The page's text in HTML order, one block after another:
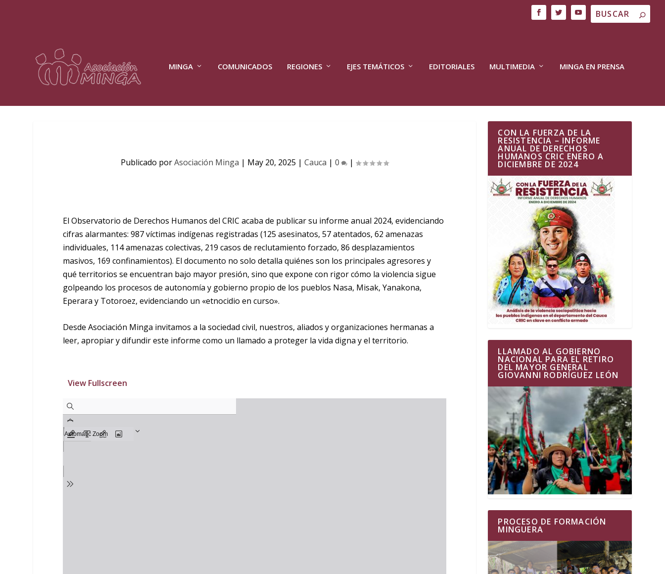
MINGA COMUNICADOS REGIONES EJES TEMÁTICOS EDITORIALES MULTIMEDIA MINGA EN PRENSA
Publicado porAsociación Minga | May 20, 2025 |Cauca |0 |
El Observatorio de Derechos Humanos del CRIC acaba de publicar su informe anual 2024, evidenciando
cifras alarmantes: 987 víctimas indígenas registradas (125 asesinatos, 57 atentados, 62 amenazas
individuales, 114 amenazas colectivas, 219 casos de reclutamiento forzado, 86 desplazamientos
masivos, 169 confinamientos). El documento no solo detalla quiénes son los principales agresores y
qué territorios se encuentran bajo mayor presión, sino que expone con rigor cómo la violencia sigue
golpeando los procesos de autonomía y gobierno propio de los pueblos Nasa, Misak, Yanakona,
Eperara y Totoroez, evidenciando un «etnocidio en curso».
Desde Asociación Minga invitamos a la sociedad civil, nuestros, aliados y organizaciones hermanas a
leer, apropiar y difundir este informe como un llamado a proteger la vida digna y el territorio.
View Fullscreen
CON LA FUERZA DE LA
RESISTENCIA – INFORME
ANUAL DE DERECHOS
HUMANOS CRIC ENERO A
DICIEMBRE DE 2024
LLAMADO AL GOBIERNO
NACIONAL PARA EL RETIRO
DEL MAYOR GENERAL
GIOVANNI RODRÍGUEZ LEÓN
PROCESO DE FORMACIÓN
MINGUERA